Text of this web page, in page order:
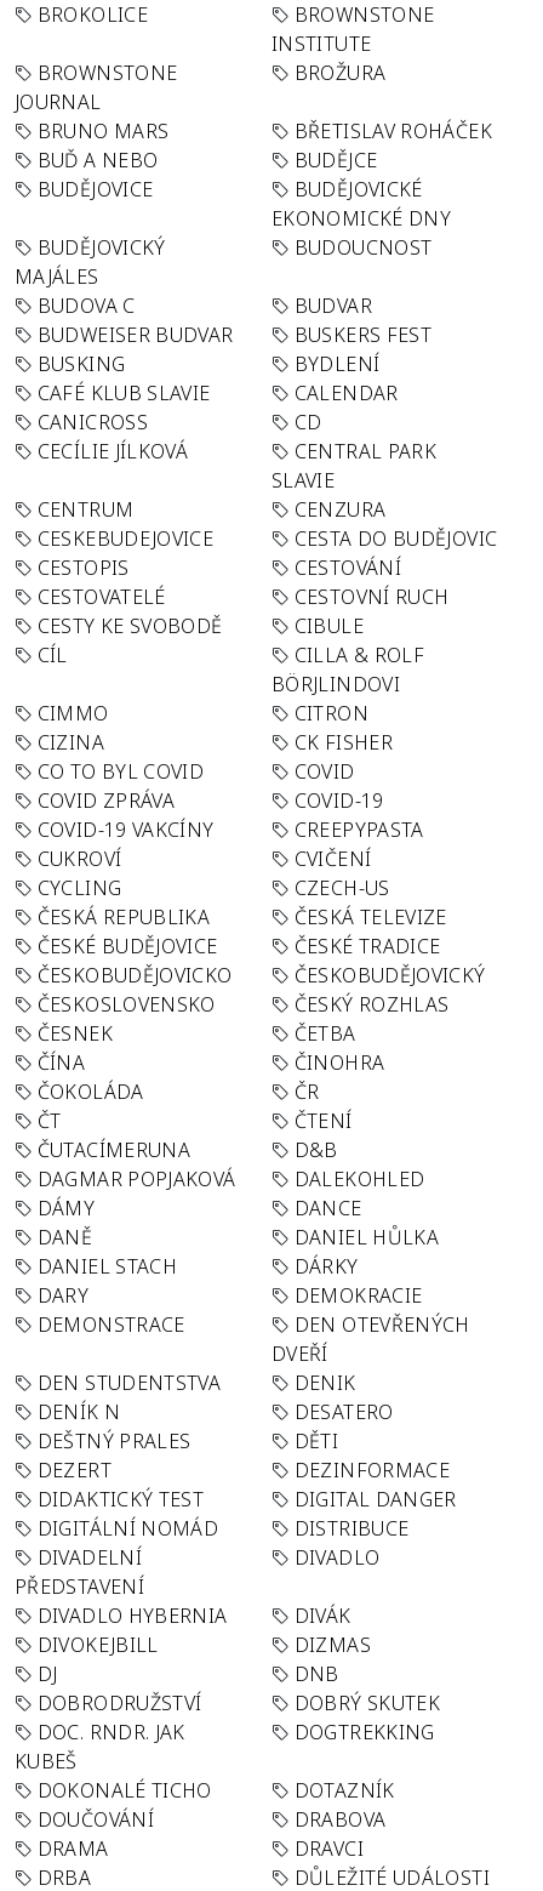
BROKOLICE
BROWNSTONE
INSTITUTE
BROWNSTONE
JOURNAL
BROŽURA
BRUNO MARS
BŘETISLAV ROHÁČEK
BUĎ A NEBO
BUDĚJCE
BUDĚJOVICE
BUDĚJOVICKÉ
EKONOMICKÉ DNY
BUDĚJOVICKÝ
MAJÁLES
BUDOUCNOST
BUDOVA C
BUDVAR
BUDWEISER BUDVAR
BUSKERS FEST
BUSKING
BYDLENÍ
CAFÉ KLUB SLAVIE
CALENDAR
CANICROSS
CD
CECÍLIE JÍLKOVÁ
CENTRAL PARK
SLAVIE
CENTRUM
CENZURA
CESKEBUDEJOVICE
CESTA DO BUDĚJOVIC
CESTOPIS
CESTOVÁNÍ
CESTOVATELÉ
CESTOVNÍ RUCH
CESTY KE SVOBODĚ
CIBULE
CÍL
CILLA & ROLF
BÖRJLINDOVI
CIMMO
CITRON
CIZINA
CK FISHER
CO TO BYL COVID
COVID
COVID ZPRÁVA
COVID-19
COVID-19 VAKCÍNY
CREEPYPASTA
CUKROVÍ
CVIČENÍ
CYCLING
CZECH-US
ČESKÁ REPUBLIKA
ČESKÁ TELEVIZE
ČESKÉ BUDĚJOVICE
ČESKÉ TRADICE
ČESKOBUDĚJOVICKO
ČESKOBUDĚJOVICKÝ
ČESKOSLOVENSKO
ČESKÝ ROZHLAS
ČESNEK
ČETBA
ČÍNA
ČINOHRA
ČOKOLÁDA
ČR
ČT
ČTENÍ
ČUTACÍMERUNA
D&B
DAGMAR POPJAKOVÁ
DALEKOHLED
DÁMY
DANCE
DANĚ
DANIEL HŮLKA
DANIEL STACH
DÁRKY
DARY
DEMOKRACIE
DEMONSTRACE
DEN OTEVŘENÝCH
DVEŘÍ
DEN STUDENTSTVA
DENIK
DENÍK N
DESATERO
DEŠTNÝ PRALES
DĚTI
DEZERT
DEZINFORMACE
DIDAKTICKÝ TEST
DIGITAL DANGER
DIGITÁLNÍ NOMÁD
DISTRIBUCE
DIVADELNÍ
PŘEDSTAVENÍ
DIVADLO
DIVADLO HYBERNIA
DIVÁK
DIVOKEJBILL
DIZMAS
DJ
DNB
DOBRODRUŽSTVÍ
DOBRÝ SKUTEK
DOC. RNDR. JAK
KUBEŠ
DOGTREKKING
DOKONALÉ TICHO
DOTAZNÍK
DOUČOVÁNÍ
DRABOVA
DRAMA
DRAVCI
DRBA
DŮLEŽITÉ UDÁLOSTI